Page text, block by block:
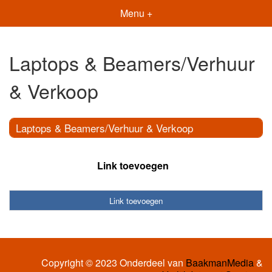
Menu +
Laptops & Beamers/Verhuur
& Verkoop
Laptops & Beamers/Verhuur & Verkoop
Link toevoegen
Link toevoegen
Copyright © 2023 Onderdeel van BaakmanMedia&